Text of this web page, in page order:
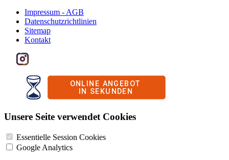
Impressum - AGB
Datenschutzrichtlinien
Sitemap
Kontakt
Unsere Seite verwendet Cookies
Essentielle Session Cookies
Google Analytics